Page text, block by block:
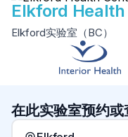
Elkford
Elkford实验室（BC）
在此实验室预约